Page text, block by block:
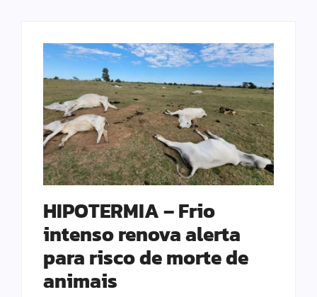
HIPOTERMIA – Frio
intenso renova alerta
para risco de morte de
animais